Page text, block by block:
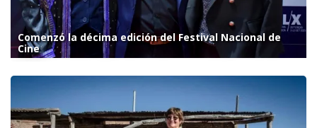
Comenzó la décima edición del Festival Nacional de
Cine